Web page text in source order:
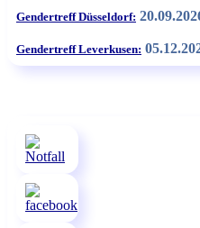
Gendertreff Düsseldorf:
Gendertreff Leverkusen: